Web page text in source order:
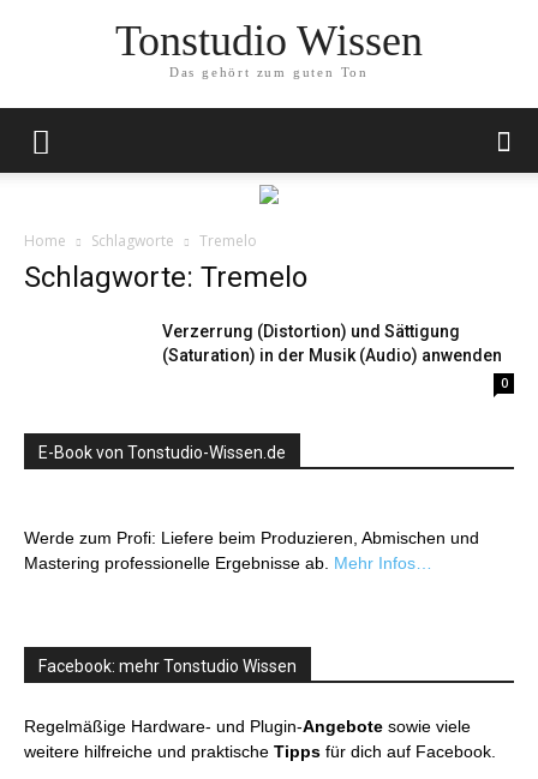
Tonstudio Wissen
Das gehört zum guten Ton
Home Schlagworte Tremelo
Schlagworte: Tremelo
Verzerrung (Distortion) und Sättigung
(Saturation) in der Musik (Audio) anwenden
0
E-Book von Tonstudio-Wissen.de
Werde zum Profi: Liefere beim Produzieren, Abmischen und
Mastering professionelle Ergebnisse ab. Mehr Infos…
Facebook: mehr Tonstudio Wissen
Regelmäßige Hardware- und Plugin-Angebote sowie viele
weitere hilfreiche und praktische Tipps für dich auf Facebook.